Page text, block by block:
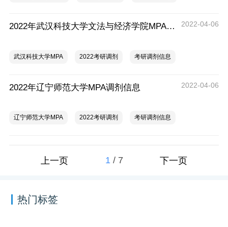
2022年武汉科技大学文法与经济学院MPA调剂信息 2022-04-06
武汉科技大学MPA 2022考研调剂 考研调剂信息
2022年辽宁师范大学MPA调剂信息 2022-04-06
辽宁师范大学MPA 2022考研调剂 考研调剂信息
上一页 1 / 7 下一页
热门标签